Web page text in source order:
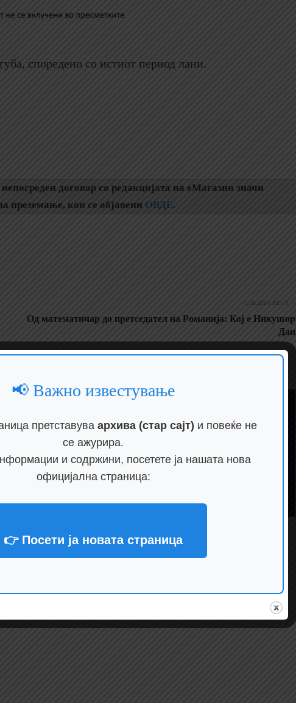
споредено со истиот период лани.
договор со редакцијата на еМагазин значи
преземање, кои се објавени ОВДЕ.
СЛЕДНА ВЕСТ
Од математичар до претседател на Романија: Кој е Никушор
Дан
болест и
претходни
со
Татко и син се убиените во
Челопек
📢 Важно известување
претставува архива (стар сајт) и повеќе не
се ажурира.
и содржини, посетете ја нашата нова
официјална страница:
👉 Посети ја новата страница